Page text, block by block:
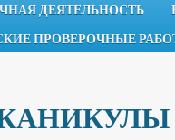
ДЕЯТЕЛЬНОСТЬ
ПРОВЕРОЧНЫЕ